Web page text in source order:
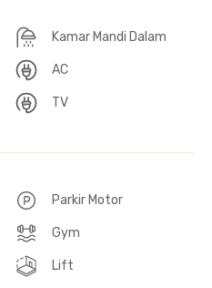
Kamar Mandi Dalam
AC
TV
Parkir Motor
Gym
Lift